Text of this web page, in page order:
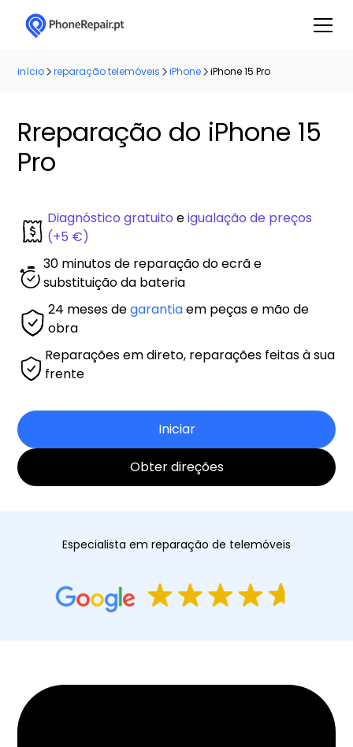
início reparação telemóveis iPhone iPhone 15 Pro
Rreparação do iPhone 15
Pro
Diagnóstico gratuito eigualação de preços
(+5 €)
30 minutos de reparação do ecrã e
substituição da bateria
24 meses degarantiaem peças e mão de
obra
Reparações em direto, reparações feitas à sua
frente
Iniciar
Obter direções
Especialista em reparação de telemóveis